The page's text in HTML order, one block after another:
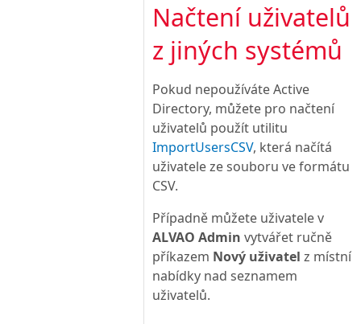
Načtení uživatelů
z jiných systémů
Pokud nepoužíváte Active
Directory, můžete pro načtení
uživatelů použít utilitu
ImportUsersCSV, která načítá
uživatele ze souboru ve formátu
CSV.
Případně můžete uživatele v
ALVAO Admin vytvářet ručně
příkazem Nový uživatel z místní
nabídky nad seznamem
uživatelů.